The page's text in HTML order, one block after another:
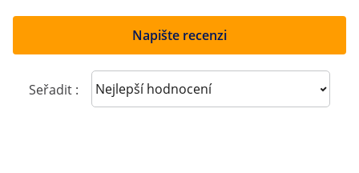
Napište recenzi
Seřadit : Sort reviews